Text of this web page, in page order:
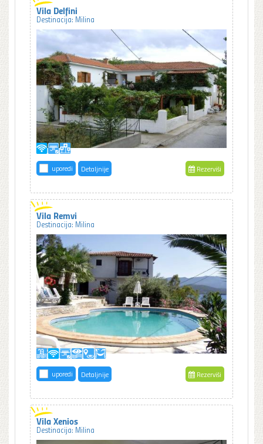
Vila Delfini
Destinacija: Milina
uporedi Detaljnije Rezerviši
Vila Remvi
Destinacija: Milina
uporedi Detaljnije Rezerviši
Vila Xenios
Destinacija: Milina